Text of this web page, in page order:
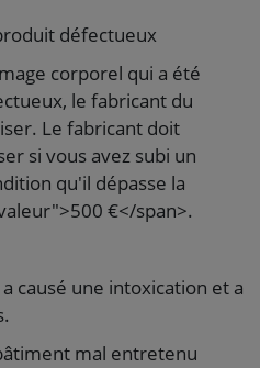
défectueux
corporel qui a été
le fabricant du
Le fabricant doit
si vous avez subi un
qu'il dépasse la
€</span>.
causé une intoxication et a
mal entretenu